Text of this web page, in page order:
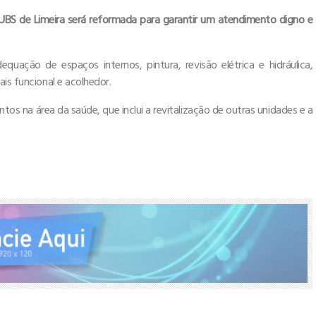
de Limeira será reformada para garantir um atendimento digno e
de espaços internos, pintura, revisão elétrica e hidráulica,
funcional e acolhedor.
na área da saúde, que inclui a revitalização de outras unidades e a